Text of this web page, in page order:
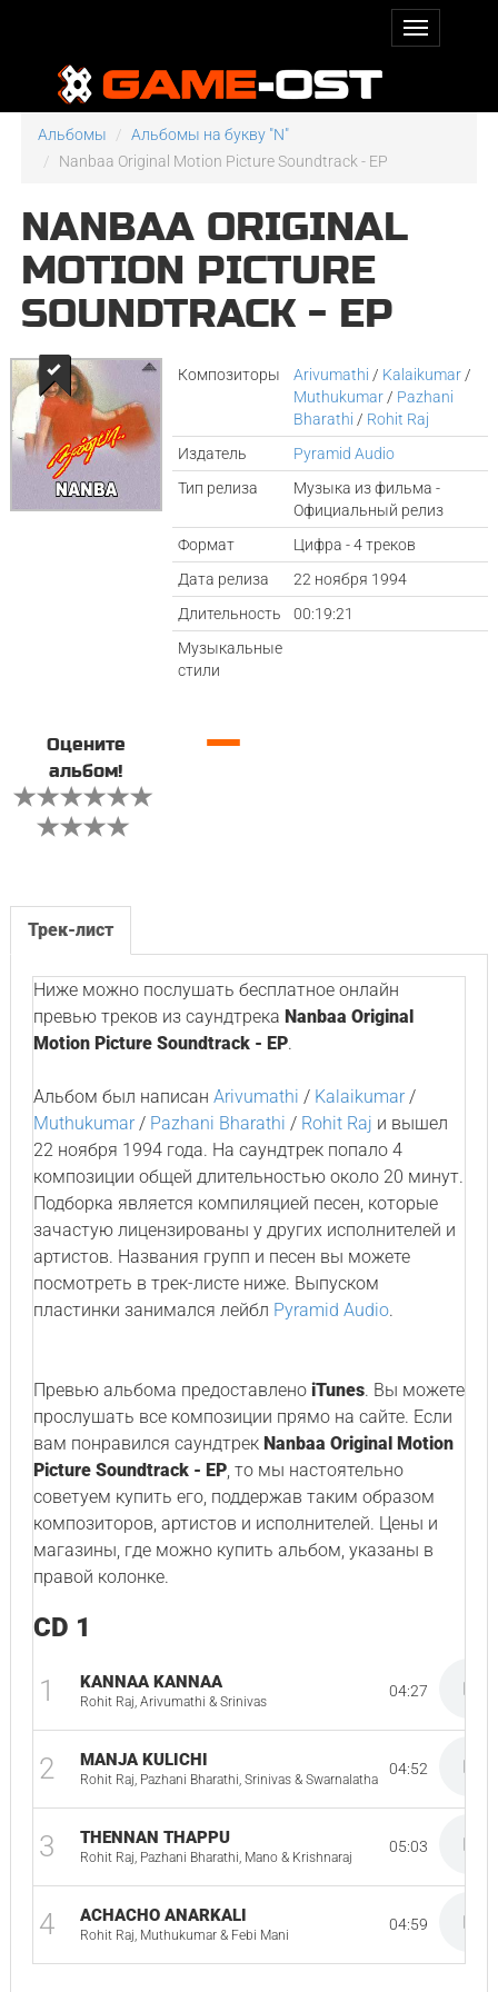
Альбомы
Альбомы на букву "N"
Nanbaa Original Motion Picture Soundtrack - EP
NANBAA ORIGINAL
MOTION PICTURE
SOUNDTRACK - EP
Композиторы Arivumathi / Kalaikumar /
Muthukumar / Pazhani
Bharathi / Rohit Raj
Издатель
Pyramid Audio
Тип релиза
Музыка из фильма -
Официальный релиз
Формат
Цифра - 4 треков
Дата релиза
22 ноября 1994
Длительность
00:19:21
Музыкальные
стили
Оцените
альбом!
—
Трек-лист
Ниже можно послушать бесплатное онлайн
превью треков из саундтрека Nanbaa Original
Motion Picture Soundtrack - EP.
Альбом был написан Arivumathi / Kalaikumar/
Muthukumar/ Pazhani Bharathi / Rohit Raj и вышел
22 ноября 1994 года. На саундтрек попало 4
композиции общей длительностью около 20 минут.
Подборка является компиляцией песен, которые
зачастую лицензированы у других исполнителей и
артистов. Названия групп и песен вы можете
посмотреть в трек-листе ниже. Выпуском
пластинки занимался лейбл Pyramid Audio.
Превью альбома предоставлено iTunes. Вы можете
прослушать все композиции прямо на сайте. Если
вам понравился саундтрек Nanbaa Original Motion
Picture Soundtrack - EP, то мы настоятельно
советуем купить его, поддержав таким образом
композиторов, артистов и исполнителей. Цены и
магазины, где можно купить альбом, указаны в
правой колонке.
CD 1
1 KANNAA KANNAA
Rohit Raj, Arivumathi & Srinivas
04:27
2 MANJA KULICHI
Rohit Raj, Pazhani Bharathi, Srinivas & Swarnalatha
04:52
3 THENNAN THAPPU
Rohit Raj, Pazhani Bharathi, Mano & Krishnaraj
05:03
4 ACHACHO ANARKALI
Rohit Raj, Muthukumar & Febi Mani
04:59